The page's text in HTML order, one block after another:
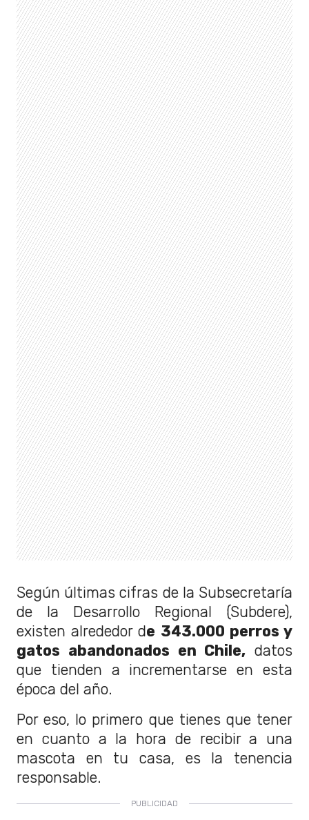
Según últimas cifras de la Subsecretaría
de la Desarrollo Regional (Subdere),
existen alrededor de 343.000 perros y
gatos abandonados en Chile, datos
que tienden a incrementarse en esta
época del año.
Por eso, lo primero que tienes que tener
en cuanto a la hora de recibir a una
mascota en tu casa, es la tenencia
responsable.